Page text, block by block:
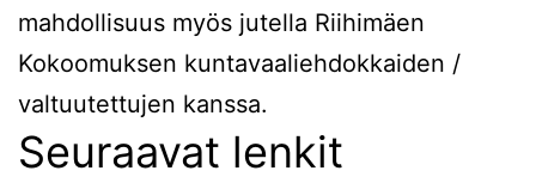
mahdollisuus myös jutella Riihimäen
Kokoomuksen kuntavaaliehdokkaiden /
valtuutettujen kanssa.
Seuraavat lenkit